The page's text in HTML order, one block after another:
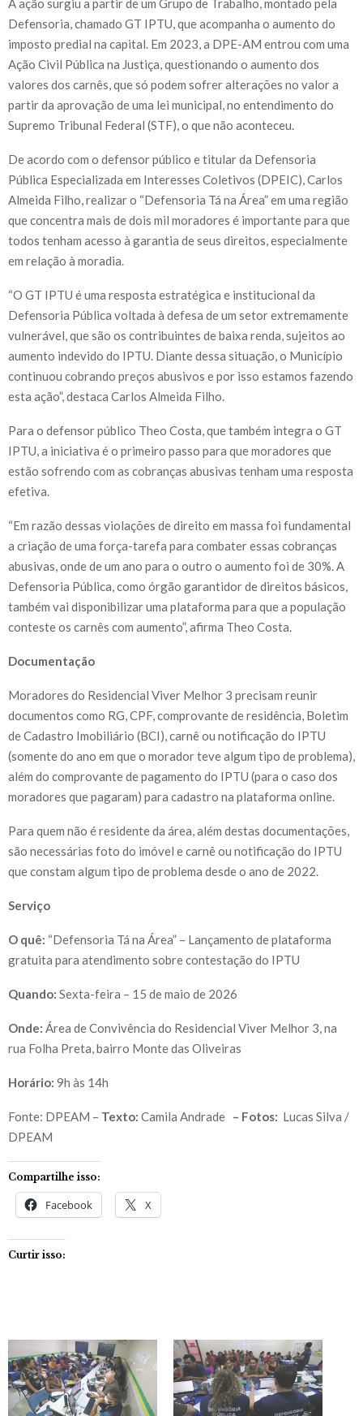
A ação surgiu a partir de um Grupo de Trabalho, montado pela
Defensoria, chamado GT IPTU, que acompanha o aumento do
imposto predial na capital. Em 2023, a DPE-AM entrou com uma
Ação Civil Pública na Justiça, questionando o aumento dos
valores dos carnês, que só podem sofrer alterações no valor a
partir da aprovação de uma lei municipal, no entendimento do
Supremo Tribunal Federal (STF), o que não aconteceu.
De acordo com o defensor público e titular da Defensoria
Pública Especializada em Interesses Coletivos (DPEIC), Carlos
Almeida Filho, realizar o “Defensoria Tá na Área” em uma região
que concentra mais de dois mil moradores é importante para que
todos tenham acesso à garantia de seus direitos, especialmente
em relação à moradia.
“O GT IPTU é uma resposta estratégica e institucional da
Defensoria Pública voltada à defesa de um setor extremamente
vulnerável, que são os contribuintes de baixa renda, sujeitos ao
aumento indevido do IPTU. Diante dessa situação, o Município
continuou cobrando preços abusivos e por isso estamos fazendo
esta ação”, destaca Carlos Almeida Filho.
Para o defensor público Theo Costa, que também integra o GT
IPTU, a iniciativa é o primeiro passo para que moradores que
estão sofrendo com as cobranças abusivas tenham uma resposta
efetiva.
“Em razão dessas violações de direito em massa foi fundamental
a criação de uma força-tarefa para combater essas cobranças
abusivas, onde de um ano para o outro o aumento foi de 30%. A
Defensoria Pública, como órgão garantidor de direitos básicos,
também vai disponibilizar uma plataforma para que a população
conteste os carnês com aumento”, afirma Theo Costa.
Documentação
Moradores do Residencial Viver Melhor 3 precisam reunir
documentos como RG, CPF, comprovante de residência, Boletim
de Cadastro Imobiliário (BCI), carnê ou notificação do IPTU
(somente do ano em que o morador teve algum tipo de problema),
além do comprovante de pagamento do IPTU (para o caso dos
moradores que pagaram) para cadastro na plataforma online.
Para quem não é residente da área, além destas documentações,
são necessárias foto do imóvel e carnê ou notificação do IPTU
que constam algum tipo de problema desde o ano de 2022.
Serviço
O quê: “Defensoria Tá na Área” – Lançamento de plataforma
gratuita para atendimento sobre contestação do IPTU
Quando: Sexta-feira – 15 de maio de 2026
Onde: Área de Convivência do Residencial Viver Melhor 3, na
rua Folha Preta, bairro Monte das Oliveiras
Horário: 9h às 14h
Fonte: DPEAM – Texto: Camila Andrade – Fotos: Lucas Silva /
DPEAM
Compartilhe isso:
Facebook X
Curtir isso: